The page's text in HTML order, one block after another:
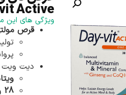
Active
ویژگی های
قرص
دیت ویت
28 ریز مغذی